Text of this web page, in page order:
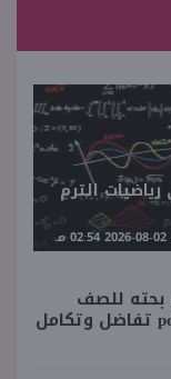
الترم
بحته للصف
الثالث الثانوي 2027 pdf تفاضل وتكامل